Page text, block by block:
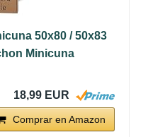
50x80 / 50x83
Minicuna
18,99 EUR
Comprar en Amazon